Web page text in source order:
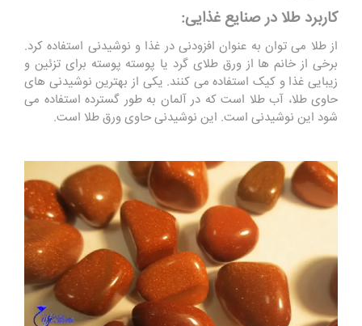
کاربرد طلا در صنایع غذایی:
از طلا می توان به عنوان افزودنی در غذا و نوشیدنی استفاده کرد.
برخی از خانم ها از ورق طلای گرد یا پوسته پوسته برای تزئین و
زیبایی غذا و کیک استفاده می کنند. یکی از بهترین نوشیدنی های
حاوی طلا، آب طلا است که در آلمان به طور گسترده استفاده می
شود این نوشیدنی است. این نوشیدنی حاوی ورق طلا است.